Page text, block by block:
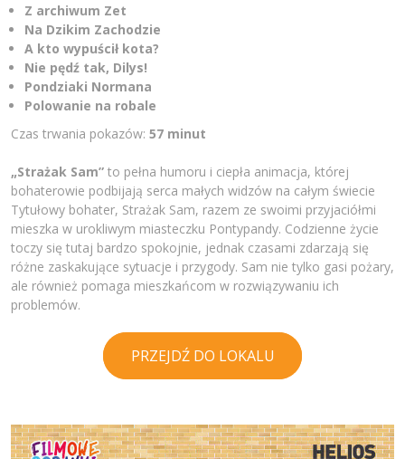
Z archiwum Zet
Na Dzikim Zachodzie
A kto wypuścił kota?
Nie pędź tak, Dilys!
Pondziaki Normana
Polowanie na robale
Czas trwania pokazów: 57 minut
„Strażak Sam” to pełna humoru i ciepła animacja, której
bohaterowie podbijają serca małych widzów na całym świecie
Tytułowy bohater, Strażak Sam, razem ze swoimi przyjaciółmi
mieszka w urokliwym miasteczku Pontypandy. Codzienne życie
toczy się tutaj bardzo spokojnie, jednak czasami zdarzają się
różne zaskakujące sytuacje i przygody. Sam nie tylko gasi pożary,
ale również pomaga mieszkańcom w rozwiązywaniu ich
problemów.
PRZEJDŹ DO LOKALU